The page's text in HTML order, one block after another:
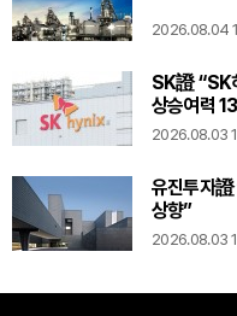
2026.08.04
SK證 “SK
상승여력
2026.08.03
유진투자證
상향”
2026.08.03